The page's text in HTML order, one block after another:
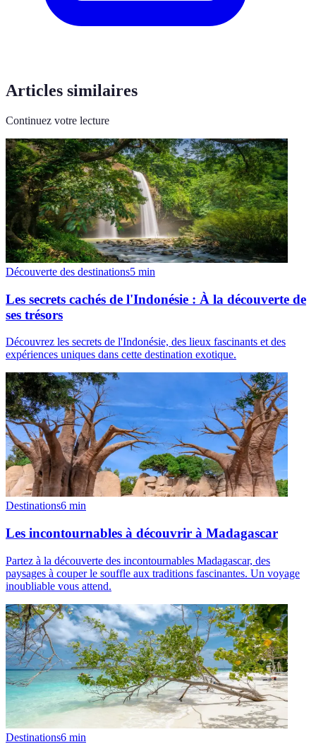
Articles similaires
Continuez votre lecture
Découverte des destinations5 min
Les secrets cachés de l'Indonésie : À la découverte de
ses trésors
Découvrez les secrets de l'Indonésie, des lieux fascinants et des
expériences uniques dans cette destination exotique.
Destinations6 min
Les incontournables à découvrir à Madagascar
Partez à la découverte des incontournables Madagascar, des
paysages à couper le souffle aux traditions fascinantes. Un voyage
inoubliable vous attend.
Destinations6 min